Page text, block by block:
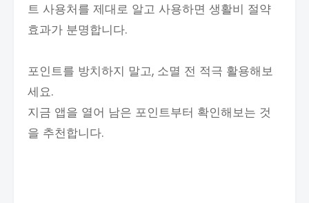
트 사용처를 제대로 알고 사용하면 생활비 절약
효과가 분명합니다.
포인트를 방치하지 말고, 소멸 전 적극 활용해보
세요.
지금 앱을 열어 남은 포인트부터 확인해보는 것
을 추천합니다.